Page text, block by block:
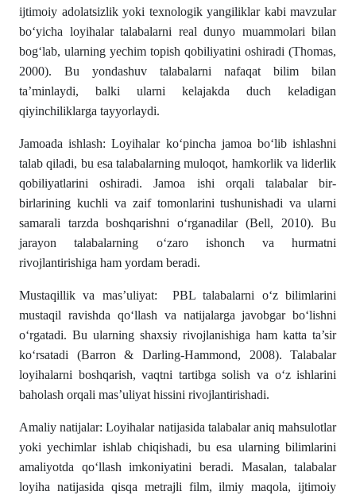
ijtimoiy adolatsizlik yoki texnologik yangiliklar kabi mavzular
bo‘yicha loyihalar talabalarni real dunyo muammolari bilan
bog‘lab, ularning yechim topish qobiliyatini oshiradi (Thomas,
2000). Bu yondashuv talabalarni nafaqat bilim bilan
ta’minlaydi, balki ularni kelajakda duch keladigan
qiyinchiliklarga tayyorlaydi.
Jamoada ishlash: Loyihalar ko‘pincha jamoa bo‘lib ishlashni
talab qiladi, bu esa talabalarning muloqot, hamkorlik va liderlik
qobiliyatlarini oshiradi. Jamoa ishi orqali talabalar bir-
birlarining kuchli va zaif tomonlarini tushunishadi va ularni
samarali tarzda boshqarishni o‘rganadilar (Bell, 2010). Bu
jarayon talabalarning o‘zaro ishonch va hurmatni
rivojlantirishiga ham yordam beradi.
Mustaqillik va mas’uliyat: PBL talabalarni o‘z bilimlarini
mustaqil ravishda qo‘llash va natijalarga javobgar bo‘lishni
o‘rgatadi. Bu ularning shaxsiy rivojlanishiga ham katta ta’sir
ko‘rsatadi (Barron & Darling-Hammond, 2008). Talabalar
loyihalarni boshqarish, vaqtni tartibga solish va o‘z ishlarini
baholash orqali mas’uliyat hissini rivojlantirishadi.
Amaliy natijalar: Loyihalar natijasida talabalar aniq mahsulotlar
yoki yechimlar ishlab chiqishadi, bu esa ularning bilimlarini
amaliyotda qo‘llash imkoniyatini beradi. Masalan, talabalar
loyiha natijasida qisqa metrajli film, ilmiy maqola, ijtimoiy